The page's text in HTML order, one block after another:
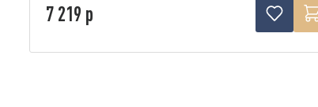
7 219 р